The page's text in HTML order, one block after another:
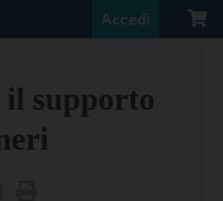
Accedi
supporto